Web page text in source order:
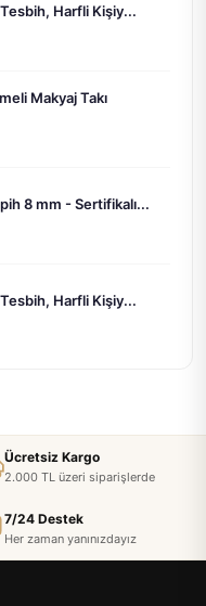
Harfli Kişiy...
Makyaj Takı
8 mm - Sertifikalı...
Harfli Kişiy...
Ücretsiz Kargo
2.000 TL üzeri siparişlerde
7/24 Destek
Her zaman yanınızdayız